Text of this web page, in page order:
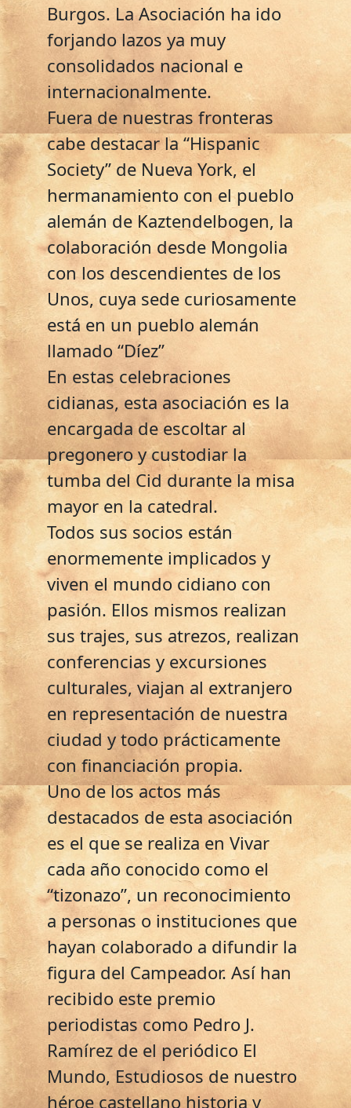
Burgos. La Asociación ha ido
forjando lazos ya muy
consolidados nacional e
internacionalmente.
Fuera de nuestras fronteras
cabe destacar la “Hispanic
Society” de Nueva York, el
hermanamiento con el pueblo
alemán de Kaztendelbogen, la
colaboración desde Mongolia
con los descendientes de los
Unos, cuya sede curiosamente
está en un pueblo alemán
llamado “Díez”
En estas celebraciones
cidianas, esta asociación es la
encargada de escoltar al
pregonero y custodiar la
tumba del Cid durante la misa
mayor en la catedral.
Todos sus socios están
enormemente implicados y
viven el mundo cidiano con
pasión. Ellos mismos realizan
sus trajes, sus atrezos, realizan
conferencias y excursiones
culturales, viajan al extranjero
en representación de nuestra
ciudad y todo prácticamente
con financiación propia.
Uno de los actos más
destacados de esta asociación
es el que se realiza en Vivar
cada año conocido como el
“tizonazo”, un reconocimiento
a personas o instituciones que
hayan colaborado a difundir la
figura del Campeador. Así han
recibido este premio
periodistas como Pedro J.
Ramírez de el periódico El
Mundo, Estudiosos de nuestro
héroe castellano historia y